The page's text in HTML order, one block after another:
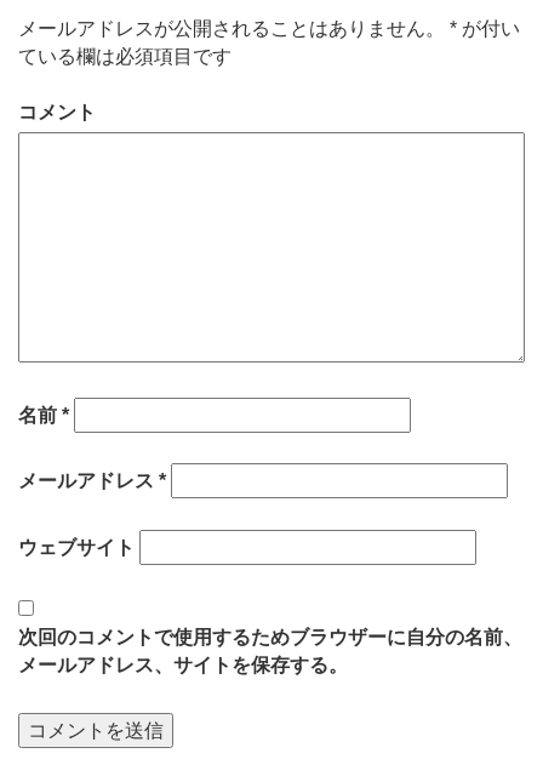
メールアドレスが公開されることはありません。 * が付い
ている欄は必須項目です
コメント
名前 *
メールアドレス *
ウェブサイト
次回のコメントで使用するためブラウザーに自分の名前、
メールアドレス、サイトを保存する。